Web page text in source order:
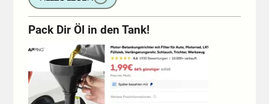
Pack Dir Öl in den Tank!